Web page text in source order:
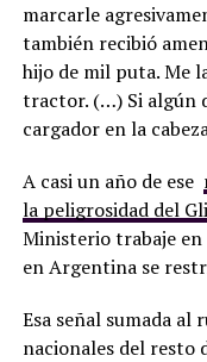
marcarle
también recibió
hijo de mil puta. Me
tractor. (…) Si algún
cargador en la
A casi un año de ese
la peligrosidad del
Ministerio trabaje
en Argentina se
Esa señal sumada
nacionales del resto